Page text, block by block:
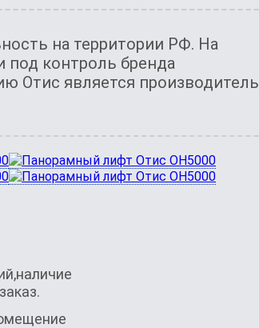
на территории РФ. На
контроль бренда
Отис является производитель